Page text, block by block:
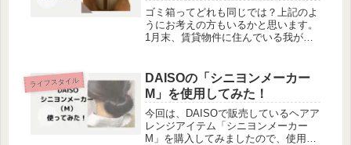
へ！？
ゴミ箱ってどれも同じでは？上記のよ
うにお考えの方もいるかと思います。
1月末、賃貸物件に住んでいる我が家
「自動開閉のゴミ箱」です。私が購入
したのは手をかざすだけで蓋が横にオ
ー...
ライフスタイル
DAISOの「シニヨンメーカー
M」を使用してみた！
今回は、DAISOで販売しているヘアア
レンジアイテム「シニヨンメーカー
M」を購入してみましたので、使用し